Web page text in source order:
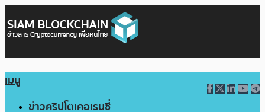
เมนู
ข่าวคริปโตเคอเรนซี่